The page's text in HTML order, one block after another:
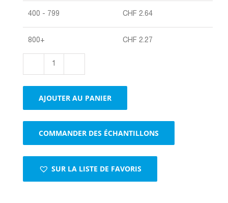
400 - 799 CHF 2.64
800+ CHF 2.27
1-
cannelure
brun
brun
AJOUTER AU PANIER
COMMANDER DES ÉCHANTILLONS
SUR LA LISTE DE FAVORIS